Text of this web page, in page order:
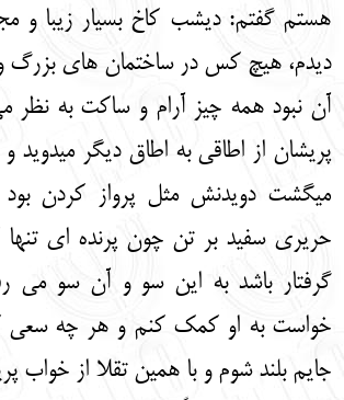
هستم گفتم: دیشب کاخ بسیار زیبا و
دیدم، هیچ کس در ساختمان های بزرگ
آن نبود همه چیز آرام و ساکت به نظر
پریشان از اطاقی به اطاق دیگر میدوید
میگشت دویدنش مثل پرواز کردن بود
حریری سفید بر تن چون پرنده ای
گرفتار باشد به این سو و آن سو
خواست به او کمک کنم و هر چه سعی
جایم بلند شوم و با همین تقلا از خواب